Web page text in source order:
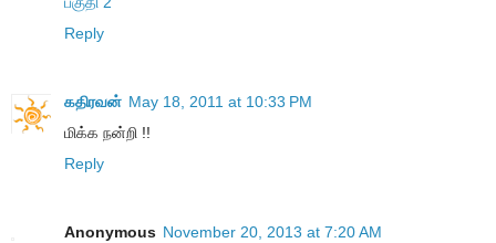
Reply
கதிரவன் May 18, 2011 at 10:33 PM
மிக்க நன்றி !!
Reply
Anonymous November 20, 2013 at 7:20 AM